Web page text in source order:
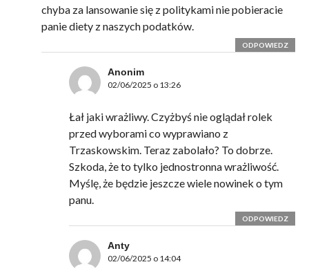
chyba za lansowanie się z politykami nie pobieracie
panie diety z naszych podatków.
ODPOWIEDZ
Anonim
02/06/2025 o 13:26
Łał jaki wrażliwy. Czyżbyś nie oglądał rolek
przed wyborami co wyprawiano z
Trzaskowskim. Teraz zabolało? To dobrze.
Szkoda, że to tylko jednostronna wrażliwość.
Myślę, że będzie jeszcze wiele nowinek o tym
panu.
ODPOWIEDZ
Anty
02/06/2025 o 14:04